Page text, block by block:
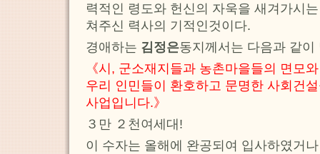
력적인 령도와 헌신의 자욱을 새겨가시
쳐주신 력사의 기적인것이다.
경애하는 김정은동지께서는 다음과 같이
《시, 군소재지들과 농촌마을들의 면모
우리 인민들이 환호하고 문명한 사회건
사업입니다.》
３만 ２천여세대!
이 수자는 올해에 완공되여 입사하였거